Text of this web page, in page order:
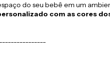
do seu bebê em um
com as cores